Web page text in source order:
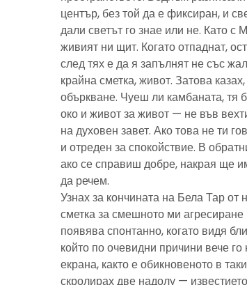
център, без той да е фиксиран, и
дали светът го знае или не. Като с
живият ни щит. Когато отпаднат,
след тях е да я запълнят не със
крайна сметка, живот. Затова
объркване. Чуеш ли камбаната, тя
око и живот за живот — не във
на духовен завет. Ако това не ти
и отреден за спокойствие. В
ако се справиш добре, накрая ще
да речем.
Узнах за кончината на Бела Тар от
сметка за смешното ми
появява спонтанно, когато видя
който по очевидни причини вече
екрана, както е обикновеното в
скролирах две надолу —